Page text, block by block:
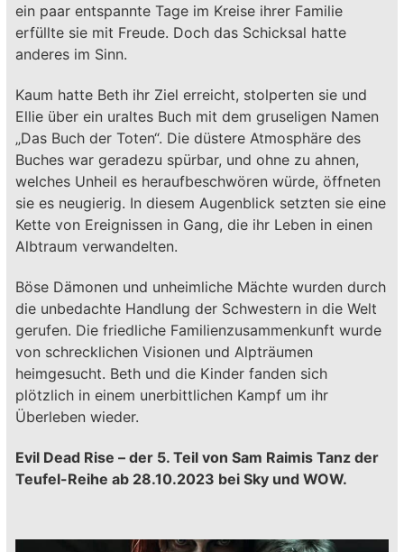
ein paar entspannte Tage im Kreise ihrer Familie
erfüllte sie mit Freude. Doch das Schicksal hatte
anderes im Sinn.
Kaum hatte Beth ihr Ziel erreicht, stolperten sie und
Ellie über ein uraltes Buch mit dem gruseligen Namen
„Das Buch der Toten“. Die düstere Atmosphäre des
Buches war geradezu spürbar, und ohne zu ahnen,
welches Unheil es heraufbeschwören würde, öffneten
sie es neugierig. In diesem Augenblick setzten sie eine
Kette von Ereignissen in Gang, die ihr Leben in einen
Albtraum verwandelten.
Böse Dämonen und unheimliche Mächte wurden durch
die unbedachte Handlung der Schwestern in die Welt
gerufen. Die friedliche Familienzusammenkunft wurde
von schrecklichen Visionen und Alpträumen
heimgesucht. Beth und die Kinder fanden sich
plötzlich in einem unerbittlichen Kampf um ihr
Überleben wieder.
Evil Dead Rise – der 5. Teil von Sam Raimis Tanz der
Teufel-Reihe ab 28.10.2023 bei Sky und WOW.